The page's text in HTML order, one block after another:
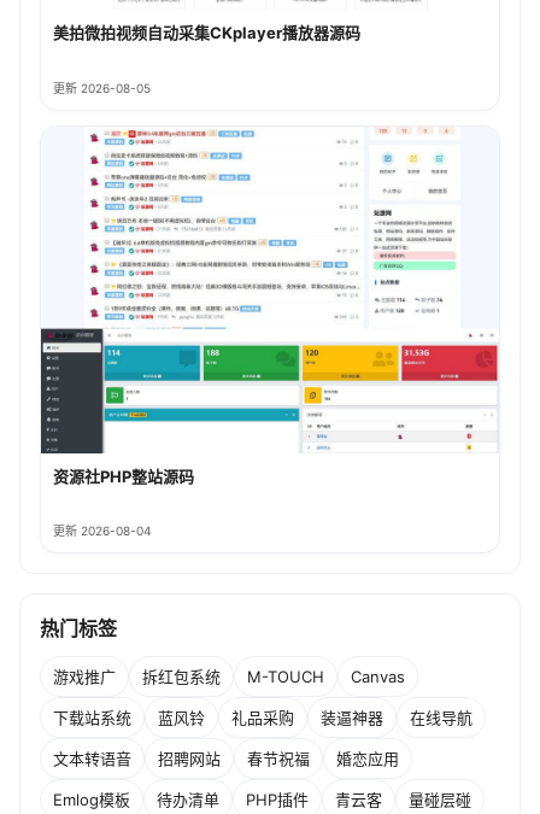
美拍微拍视频自动采集CKplayer播放器源码
更新 2026-08-05
资源社PHP整站源码
更新 2026-08-04
热门标签
游戏推广 拆红包系统 M-TOUCH Canvas
下载站系统 蓝风铃 礼品采购 装逼神器 在线导航
文本转语音 招聘网站 春节祝福 婚恋应用
Emlog模板 待办清单 PHP插件 青云客 量碰层碰